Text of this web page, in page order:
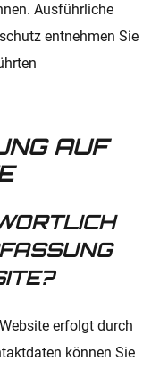
Ausführliche
entnehmen Sie
AUF
erfolgt durch
können Sie